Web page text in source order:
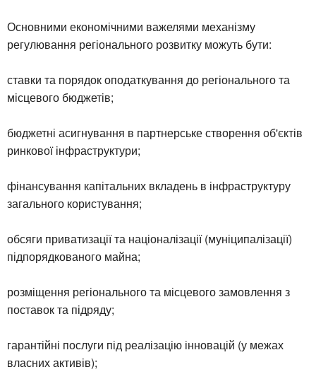
Основними економічними важелями механізму
регулювання регіонального розвитку можуть бути:
ставки та порядок оподаткування до регіонального та
місцевого бюджетів;
бюджетні асигнування в партнерське створення об'єктів
ринкової інфраструктури;
фінансування капітальних вкладень в інфраструктуру
загального користування;
обсяги приватизації та націоналізації (муніципалізації)
підпорядкованого майна;
розміщення регіонального та місцевого замовлення з
поставок та підряду;
гарантійні послуги під реалізацію інновацій (у межах
власних активів);